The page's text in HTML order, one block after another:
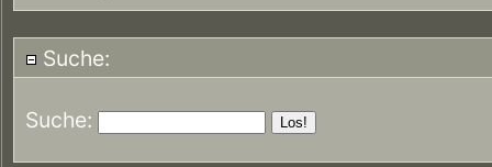
Suche:
Suche: